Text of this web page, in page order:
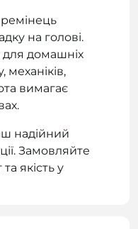
на голові.
для домашніх
вимагає
надійний
Замовляйте
якість у